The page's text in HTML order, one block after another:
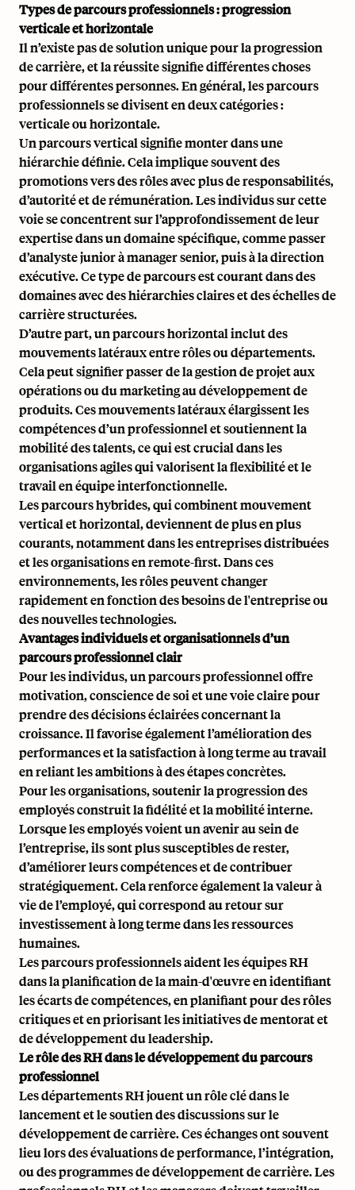
Types de parcours professionnels : progression
verticale et horizontale
Il n’existe pas de solution unique pour la progression
de carrière, et la réussite signifie différentes choses
pour différentes personnes. En général, les parcours
professionnels se divisent en deux catégories :
verticale ou horizontale.
Un parcours vertical signifie monter dans une
hiérarchie définie. Cela implique souvent des
promotions vers des rôles avec plus de responsabilités,
d’autorité et de rémunération. Les individus sur cette
voie se concentrent sur l’approfondissement de leur
expertise dans un domaine spécifique, comme passer
d’analyste junior à manager senior, puis à la direction
exécutive. Ce type de parcours est courant dans des
domaines avec des hiérarchies claires et des échelles de
carrière structurées.
D’autre part, un parcours horizontal inclut des
mouvements latéraux entre rôles ou départements.
Cela peut signifier passer de la gestion de projet aux
opérations ou du marketing au développement de
produits. Ces mouvements latéraux élargissent les
compétences d’un professionnel et soutiennent la
mobilité des talents, ce qui est crucial dans les
organisations agiles qui valorisent la flexibilité et le
travail en équipe interfonctionnelle.
Les parcours hybrides, qui combinent mouvement
vertical et horizontal, deviennent de plus en plus
courants, notamment dans lesentreprises distribuées
et les organisations en remote-first. Dans ces
environnements, les rôles peuvent changer
rapidement en fonction des besoins de l'entreprise ou
des nouvelles technologies.
Avantages individuels et organisationnels d’un
parcours professionnel clair
Pour les individus, un parcours professionnel offre
motivation, conscience de soi et une voie claire pour
prendre des décisions éclairées concernant la
croissance. Il favorise égalementl’amélioration des
performanceset la satisfaction à long terme au travail
en reliant les ambitions à des étapes concrètes.
Pour les organisations, soutenir la progression des
employés construit la fidélité et la mobilité interne.
Lorsque les employés voient un avenir au sein de
l’entreprise, ils sont plus susceptibles de rester,
d’améliorer leurs compétences et de contribuer
stratégiquement. Cela renforce également lavaleur à
vie de l’employé, qui correspond au retour sur
investissement à long terme dans les ressources
humaines.
Les parcours professionnels aident les équipes RH
dans la planification de la main-d'œuvre en identifiant
les écarts de compétences, en planifiant pour des rôles
critiques et en priorisant les initiatives de mentorat et
de développement du leadership.
Le rôle des RH dans le développement du parcours
professionnel
Les départements RH jouent un rôle clé dans le
lancement et le soutien des discussions sur le
développement de carrière. Ces échanges ont souvent
lieu lors desévaluations de performance,l’intégration,
ou des programmes de développement de carrière. Les